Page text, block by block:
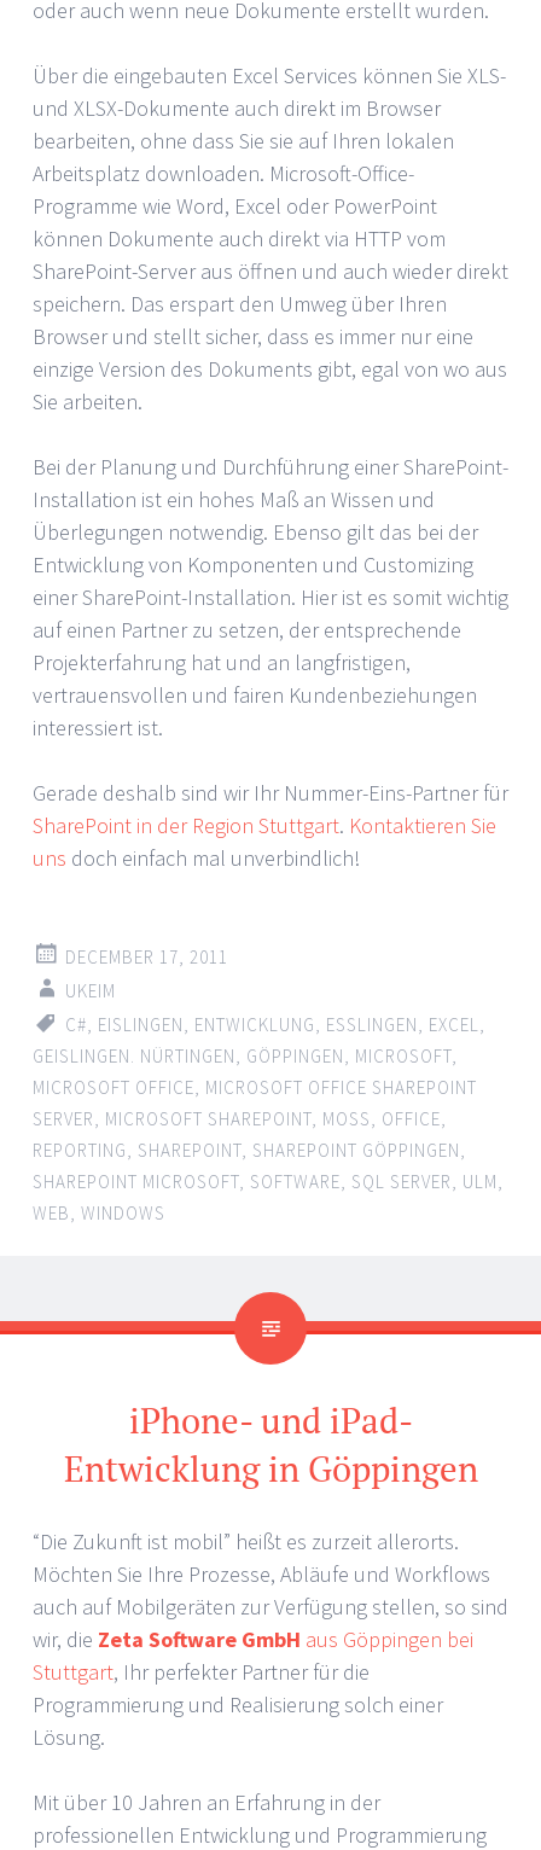
oder auch wenn neue Dokumente erstellt wurden.
Über die eingebauten Excel Services können Sie XLS-
und XLSX-Dokumente auch direkt im Browser
bearbeiten, ohne dass Sie sie auf Ihren lokalen
Arbeitsplatz downloaden. Microsoft-Office-
Programme wie Word, Excel oder PowerPoint
können Dokumente auch direkt via HTTP vom
SharePoint-Server aus öffnen und auch wieder direkt
speichern. Das erspart den Umweg über Ihren
Browser und stellt sicher, dass es immer nur eine
einzige Version des Dokuments gibt, egal von wo aus
Sie arbeiten.
Bei der Planung und Durchführung einer SharePoint-
Installation ist ein hohes Maß an Wissen und
Überlegungen notwendig. Ebenso gilt das bei der
Entwicklung von Komponenten und Customizing
einer SharePoint-Installation. Hier ist es somit wichtig
auf einen Partner zu setzen, der entsprechende
Projekterfahrung hat und an langfristigen,
vertrauensvollen und fairen Kundenbeziehungen
interessiert ist.
Gerade deshalb sind wir Ihr Nummer-Eins-Partner für
SharePoint in der Region Stuttgart. Kontaktieren Sie
uns doch einfach mal unverbindlich!
DECEMBER 17, 2011
UKEIM
C# EISLINGEN ENTWICKLUNG ESSLINGEN EXCEL
GEISLINGEN. NÜRTINGEN
GÖPPINGEN MICROSOFT
MICROSOFT OFFICE MICROSOFT OFFICE SHAREPOINT
SERVER
MICROSOFT SHAREPOINT MOSS OFFICE
REPORTING
SHAREPOINT SHAREPOINT GÖPPINGEN
SHAREPOINT MICROSOFT SOFTWARE SQL SERVER ULM
WEB WINDOWS
iPhone- und iPad-
Entwicklung in Göppingen
“Die Zukunft ist mobil” heißt es zurzeit allerorts.
Möchten Sie Ihre Prozesse, Abläufe und Workflows
auch auf Mobilgeräten zur Verfügung stellen, so sind
wir, die Zeta Software GmbH aus Göppingen bei
Stuttgart, Ihr perfekter Partner für die
Programmierung und Realisierung solch einer
Lösung.
Mit über 10 Jahren an Erfahrung in der
professionellen Entwicklung und Programmierung